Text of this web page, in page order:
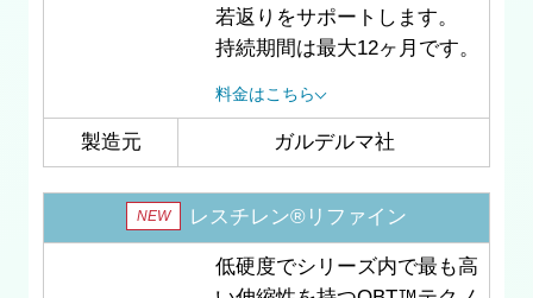
若返りをサポートします。
持続期間は最大12ヶ月です。
料金はこちら
製造元 ガルデルマ社
NEW レスチレン®リファイン
低硬度でシリーズ内で最も高